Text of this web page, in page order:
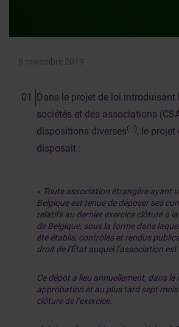
8 novembre 2019
Dans le projet de loi introduisant
sociétés et des associations
dispositions diverses( ), le projet
disposait :
« Toute association étrangère ayant
Belgique est tenue de déposer ses
relatifs au dernier exercice clôturé à
de Belgique, sous la forme dans
été établis, contrôlés et rendus
droit de l’État auquel l’association est
Ce dépôt a lieu annuellement, dans
approbation et au plus tard sept
clôture de l’exercice.